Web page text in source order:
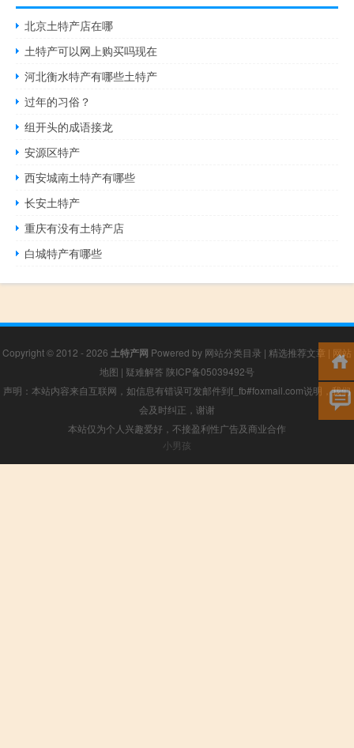
北京土特产店在哪
土特产可以网上购买吗现在
河北衡水特产有哪些土特产
过年的习俗？
组开头的成语接龙
安源区特产
西安城南土特产有哪些
长安土特产
重庆有没有土特产店
白城特产有哪些
Copyright © 2012 - 2026 土特产网 Powered by 网站分类目录 | 精选推荐文章 | 网站
地图 | 疑难解答 陕ICP备05039492号
声明：本站内容来自互联网，如信息有错误可发邮件到f_fb#foxmail.com说明，我们
会及时纠正，谢谢
本站仅为个人兴趣爱好，不接盈利性广告及商业合作
小男孩